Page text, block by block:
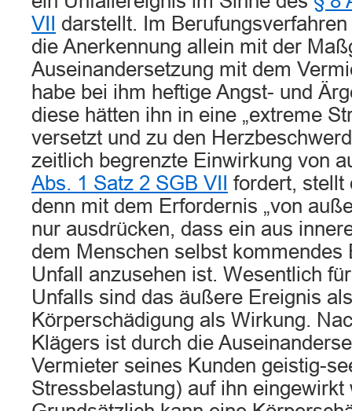
VII
darstellt. Im
die Anerkennung allein mit der
Auseinandersetzung mit dem
habe bei ihm heftige Angst- und
diese hätten ihn in eine „extreme
versetzt und zu den
zeitlich begrenzte Einwirkung von
Abs. 1 Satz 2 SGB VII
fordert, stellt
denn mit dem Erfordernis „von
nur ausdrücken, dass ein aus
dem Menschen selbst kommendes
Unfall anzusehen ist. Wesentlich
Unfalls sind das äußere Ereignis
Körperschädigung als Wirkung.
Klägers ist durch die
Vermieter seines Kunden geistig-
Stressbelastung) auf ihn eingewirkt